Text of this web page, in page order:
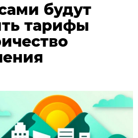
будут
тарифы